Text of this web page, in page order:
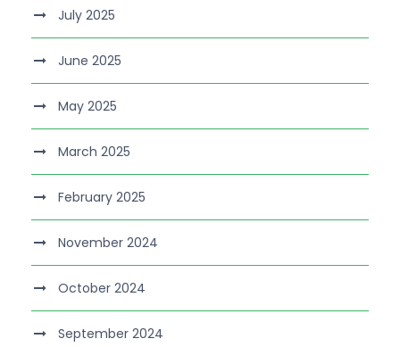
July 2025
June 2025
May 2025
March 2025
February 2025
November 2024
October 2024
September 2024